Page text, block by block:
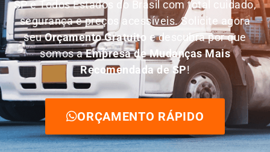
SP e Todos Estados do Brasil com total cuidado,
segurança e preços acessíveis. Solicite agora
seuOrçamento Gratuito
e descubra por que
somos aEmpresa de Mudanças Mais
Recomendada de SP!
ORÇAMENTO RÁPIDO